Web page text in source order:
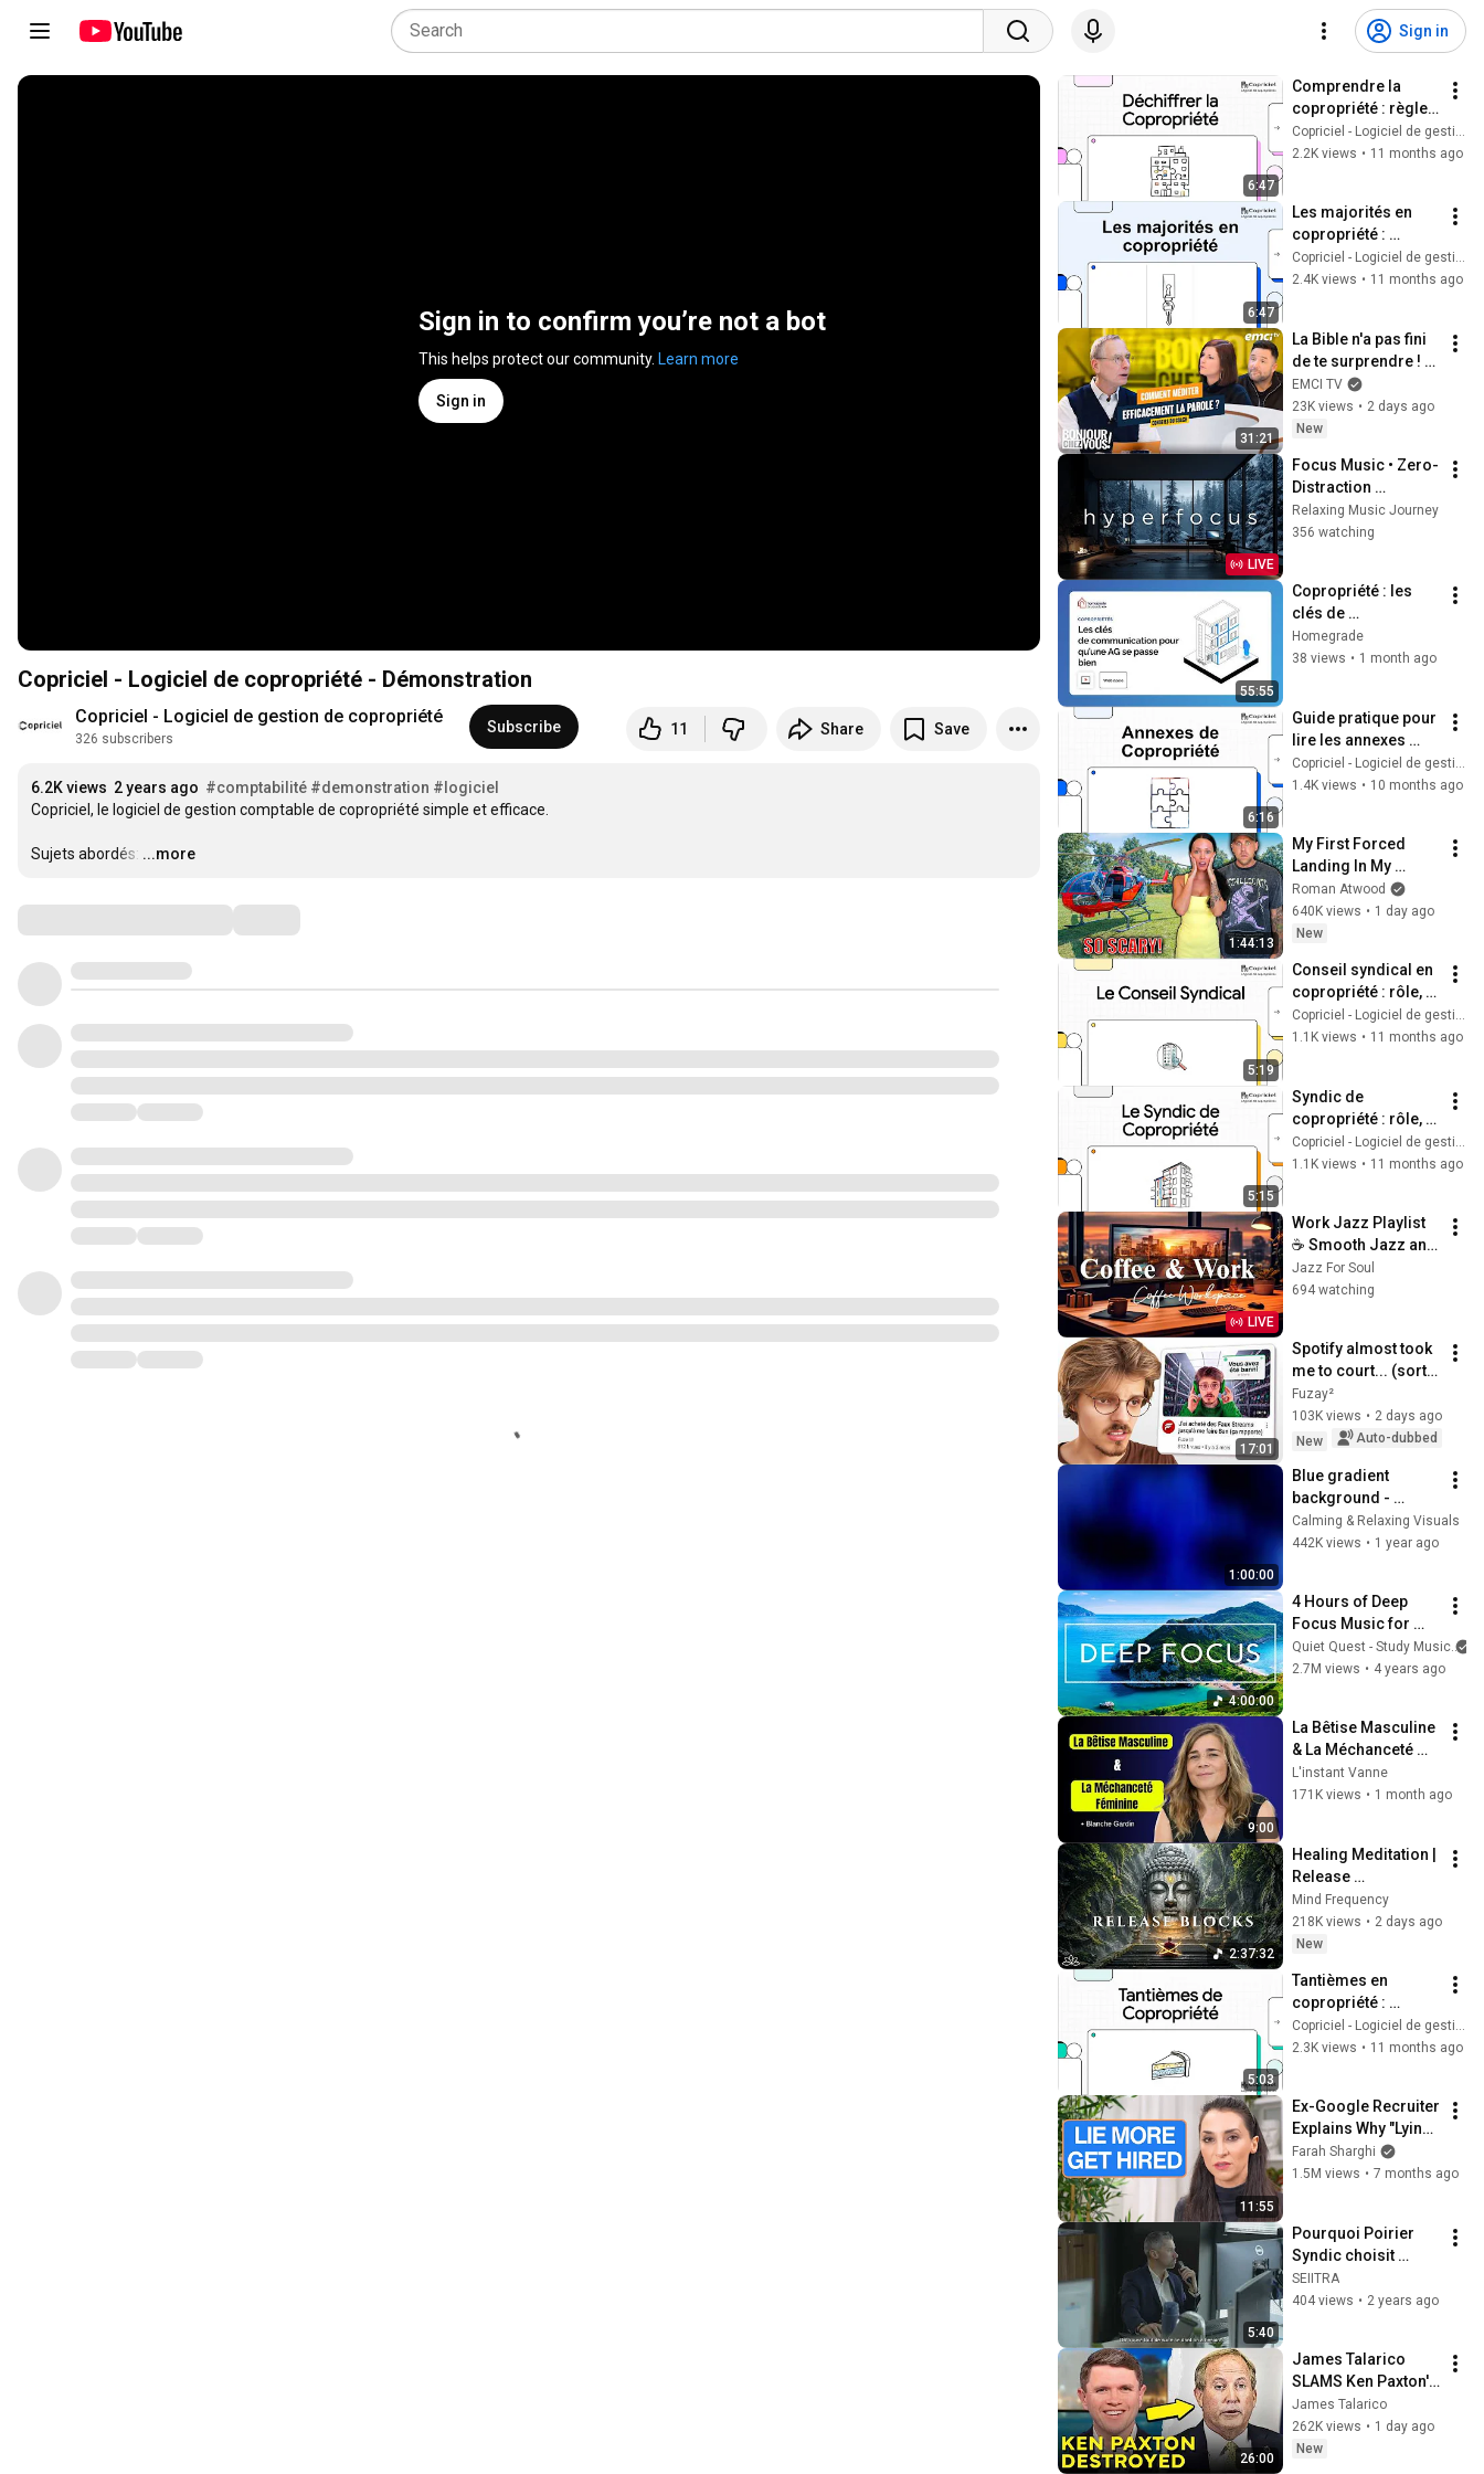
Sign in
Sign in to confirm you’re not a bot
This helps protect our community. Learn more
Sign in
Copriciel - Logiciel de copropriété - Démonstration
Copriciel - Logiciel de gestion de copropriété
326 subscribers
Subscribe 11 Share Save
6.2K views 2 years ago #comptabilité #demonstration #logiciel
Copriciel, le logiciel de gestion comptable de copropriété simple et efficace.
Sujets abordés: …
...more
6:47
Comprendre la
copropriété : règles,
rôle du syndic et
pouvoir des
Copriciel - Logiciel de gestion de copropriété
2.2K views • 11 months ago
6:47
Les majorités en
copropriété :
simple, absolue,
double et unanimité
Copriciel - Logiciel de gestion de copropriété
2.4K views • 11 months ago
31:21
La Bible n'a pas fini
de te surprendre ! -
Bonjour chez vous !
- Philippe Bak
EMCI TV
23K views • 2 days ago
New
LIVE
Focus Music • Zero-
Distraction
Hyperfocus for
Deep Work, Study,
Relaxing Music Journey
356 watching
55:55
Copropriété : les
clés de
communication
pour qu’une AG se
Homegrade
38 views • 1 month ago
6:16
Guide pratique pour
lire les annexes
comptables de
copropriété
1.4K views • 10 months ago
1:44:13
My First Forced
Landing In My
Helicopter. Very
Scary Experience
But Everyone Is
Roman Atwood
640K views • 1 day ago
New
5:19
Conseil syndical en
copropriété : rôle,
missions et limites
Copriciel - Logiciel de gestion de copropriété
1.1K views • 11 months ago
5:15
Syndic de
copropriété : rôle,
missions et
différences entre
1.1K views • 11 months ago
LIVE
Work Jazz Playlist
☕ Smooth Jazz and
Sweet Bossa Nova
Music for Work,
Jazz For Soul
694 watching
17:01
Spotify almost took
me to court... (sort
of)
Fuzay²
103K views • 2 days ago
New
Auto-dubbed
1:00:00
Blue gradient
background -
screensaver, mood
lighting, ambiance,
Calming & Relaxing Visuals
442K views • 1 year ago
4:00:00
4 Hours of Deep
Focus Music for
Studying -
Concentration
Quiet Quest - Study Music
2.7M views • 4 years ago
9:00
La Bêtise Masculine
& La Méchanceté
Féminine | Blanche
Gardin Humour
L'instant Vanne
171K views • 1 month ago
2:37:32
Healing Meditation |
Release
Subconscious
Blocks, Cleanse
Negative Energy &
Mind Frequency
218K views • 2 days ago
New
5:03
Tantièmes en
copropriété :
définition simple,
calcul et impact sur
Copriciel - Logiciel de gestion de copropriété
2.3K views • 11 months ago
11:55
Ex-Google Recruiter
Explains Why "Lying"
Gets You Hired
Farah Sharghi
1.5M views • 7 months ago
5:40
Pourquoi Poirier
Syndic choisit
Powimo plutôt qu'un
autre logiciel
SEIITRA
404 views • 2 years ago
26:00
James Talarico
SLAMS Ken Paxton's
Corruption LIVE ON
AIR
James Talarico
262K views • 1 day ago
New